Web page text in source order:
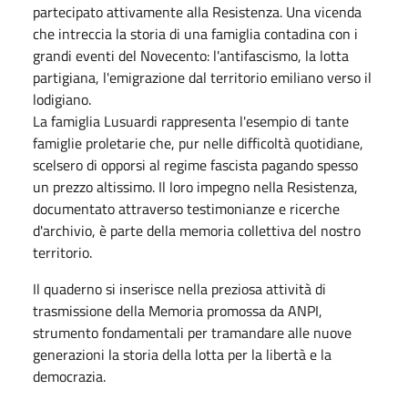
partecipato attivamente alla Resistenza. Una vicenda
che intreccia la storia di una famiglia contadina con i
grandi eventi del Novecento: l'antifascismo, la lotta
partigiana, l'emigrazione dal territorio emiliano verso il
lodigiano.
La famiglia Lusuardi rappresenta l'esempio di tante
famiglie proletarie che, pur nelle difficoltà quotidiane,
scelsero di opporsi al regime fascista pagando spesso
un prezzo altissimo. Il loro impegno nella Resistenza,
documentato attraverso testimonianze e ricerche
d'archivio, è parte della memoria collettiva del nostro
territorio.
Il quaderno si inserisce nella preziosa attività di
trasmissione della Memoria promossa da ANPI,
strumento fondamentali per tramandare alle nuove
generazioni la storia della lotta per la libertà e la
democrazia.